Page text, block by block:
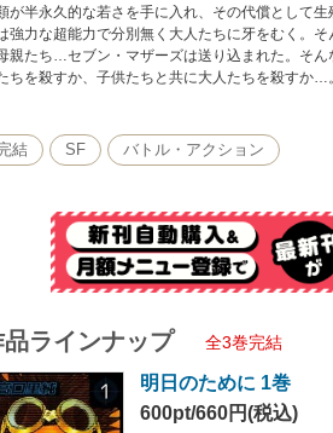
が半永久的な若さを手に入れ、その代償として
強力な超能力で分別無く大人たちに牙をむく。
親たち…セブン・マザーズは送り込まれた。そ
ちを殺すか、子供たちと共に大人たちを殺すか…。
結 SF バトル・アクション
品ラインナップ 全3巻完結
明日のために 1巻
600pt/660円(税込)